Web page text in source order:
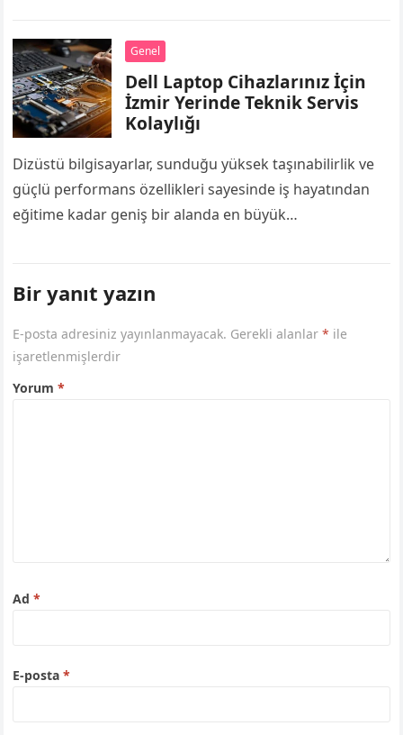
spor salonları gün…
Genel
Dell Laptop Cihazlarınız İçin
İzmir Yerinde Teknik Servis
Kolaylığı
Dizüstü bilgisayarlar, sunduğu yüksek taşınabilirlik ve
güçlü performans özellikleri sayesinde iş hayatından
eğitime kadar geniş bir alanda en büyük
Bir yanıt yazın
E-posta adresiniz yayınlanmayacak. Gerekli alanlar* ile
işaretlenmişlerdir
Yorum*
Ad*
E-posta*